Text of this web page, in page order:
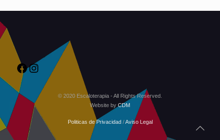
© 2020 Escaloterapia - All Rights Reserved.
Website by CDM
Politicas de Privacidad/Aviso Legal